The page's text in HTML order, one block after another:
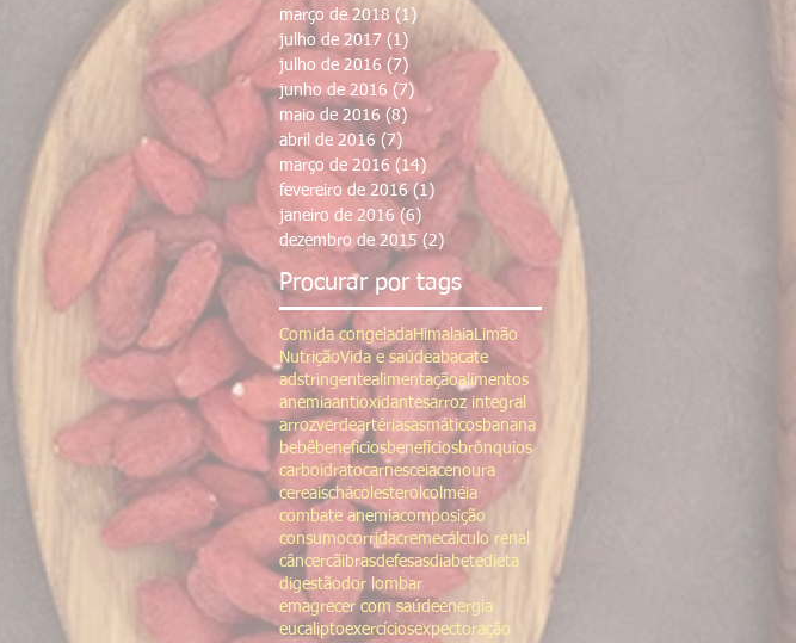
março de 2018 (1)
julho de 2017 (1) 1 post
julho de 2016 (7)
junho de 2016 (7)7 posts
maio de 2016 (8)8 posts
abril de 2016 (7)
março de 2016 (14) 14 posts
fevereiro de 2016 (1)
janeiro de 2016 (6)
dezembro de 2015 (2)
Procurar por tags
Comida congeladaHimalaia Limão
NutriçãoVida e saúdeabacate
adstringentealimentaçãoalimentos
anemiaantioxidantesarroz integral
arrozverdeartériasasmáticosbanana
bebêbeneficiosbenefíciosbrônquios
carboidratocarnesceiacenoura
cereaischácolesterol colméia
combate anemiacomposição
consumocorridacremecálculo renal
câncercãibrasdefesasdiabetedieta
digestãodor lombar
emagrecer com saúdeenergia
eucaliptoexercíciosexpectoração